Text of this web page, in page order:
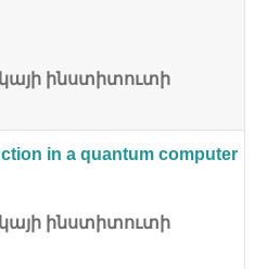
ինստիտուտի
in a quantum computer
ինստիտուտի